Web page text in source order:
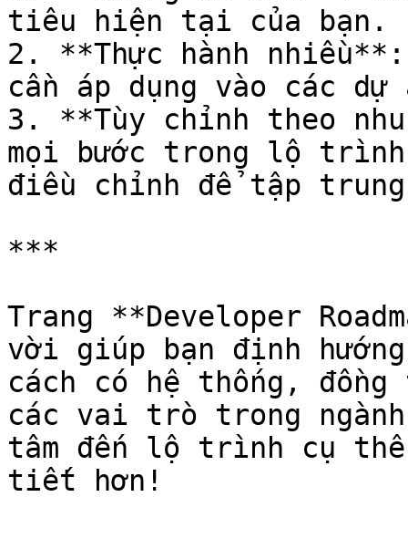
tiêu hiện tại của bạn.
2. **Thực hành
cần áp dụng vào các
3. **Tùy chỉnh theo
mọi bước trong lộ trình
điều chỉnh để tập
***
Trang **Developer
vời giúp bạn định
cách có hệ thống,
các vai trò trong ngành
tâm đến lộ trình cụ